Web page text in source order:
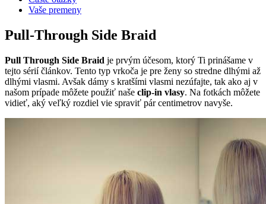
Vaše premeny
Pull-Through Side Braid
Pull Through Side Braid je prvým účesom, ktorý Ti prinášame v
tejto sérií článkov. Tento typ vrkoča je pre ženy so stredne dlhými až
dlhými vlasmi. Avšak dámy s kratšími vlasmi nezúfajte, tak ako aj v
našom prípade môžete použiť naše clip-in vlasy. Na fotkách môžete
vidieť, aký veľký rozdiel vie spraviť pár centimetrov navyše.